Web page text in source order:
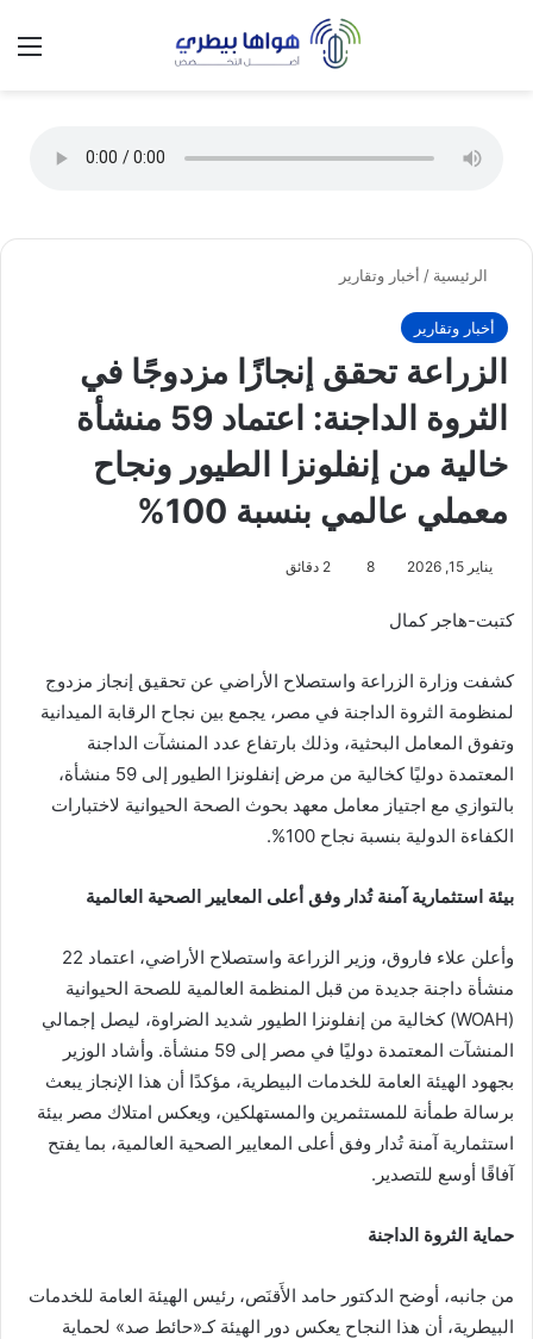
الوضع
الرئيسية / أخبار وتقارير
أخبار وتقارير
الزراعة تحقق إنجازًا مزدوجًا في
الثروة الداجنة: اعتماد 59 منشأة
خالية من إنفلونزا الطيور ونجاح
معملي عالمي بنسبة 100%
يناير 15, 2026 8
كتبت-هاجر كمال
كشفت وزارة الزراعة واستصلاح الأراضي عن تحقيق إنجاز مزدوج
لمنظومة الثروة الداجنة في مصر، يجمع بين نجاح الرقابة الميدانية
وتفوق المعامل البحثية، وذلك بارتفاع عدد المنشآت الداجنة
المعتمدة دوليًا كخالية من مرض إنفلونزا الطيور إلى 59 منشأة،
بالتوازي مع اجتياز معامل معهد بحوث الصحة الحيوانية لاختبارات
الكفاءة الدولية بنسبة نجاح 100%.
بيئة استثمارية آمنة تُدار وفق أعلى المعايير الصحية العالمية
وأعلن علاء فاروق، وزير الزراعة واستصلاح الأراضي، اعتماد 22
منشأة داجنة جديدة من قبل المنظمة العالمية للصحة الحيوانية
(WOAH) كخالية من إنفلونزا الطيور شديد الضراوة، ليصل إجمالي
المنشآت المعتمدة دوليًا في مصر إلى 59 منشأة. وأشاد الوزير
بجهود الهيئة العامة للخدمات البيطرية، مؤكدًا أن هذا الإنجاز يبعث
برسالة طمأنة للمستثمرين والمستهلكين، ويعكس امتلاك مصر بيئة
استثمارية آمنة تُدار وفق أعلى المعايير الصحية العالمية، بما يفتح
آفاقًا أوسع للتصدير.
حماية الثروة الداجنة
من جانبه، أوضح الدكتور حامد الأَقنَص، رئيس الهيئة العامة للخدمات
البيطرية، أن هذا النجاح يعكس دور الهيئة كـ«حائط صد» لحماية